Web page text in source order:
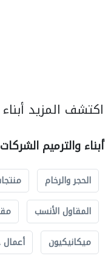
اكتشف المزيد
أبناء والترميم الشركات
الحجر والرخام
المقاول الأنسب
ميكانيكيون